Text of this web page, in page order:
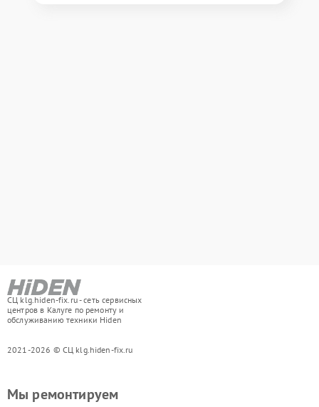
СЦ klg.hiden-fix.ru - сеть сервисных
центров в Калуге по ремонту и
обслуживанию техники Hiden
2021-2026 © СЦ klg.hiden-fix.ru
Мы ремонтируем